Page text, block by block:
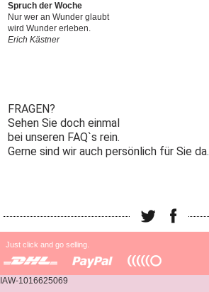
Spruch der Woche
Nur wer an Wunder glaubt
wird Wunder erleben.
Erich Kästner
FRAGEN?
Sehen Sie doch einmal
bei unseren FAQ`s rein.
Gerne sind wir auch persönlich für Sie da.
Just click and go selling.
IAW-1016625069